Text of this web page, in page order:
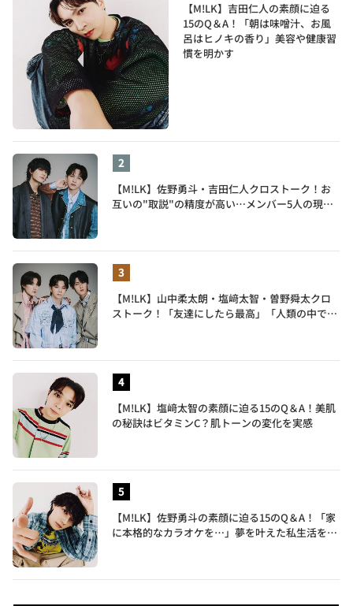
【M!LK】吉田仁人の素顔に迫る
15のQ＆A！「朝は味噌汁、お風
呂はヒノキの香り」美容や健康習
慣を明かす
【M!LK】佐野勇斗・吉田仁人クロストーク！お
互いの"取説"の精度が高い…メンバー5人の現在
【M!LK】山中柔太朗・塩﨑太智・曽野舜太クロ
ストーク！「友達にしたら最高」「人類の中で桁
【M!LK】塩﨑太智の素顔に迫る15のQ＆A！美肌
の秘訣はビタミンC？肌トーンの変化を実感
【M!LK】佐野勇斗の素顔に迫る15のQ＆A！「家
に本格的なカラオケを…」夢を叶えた私生活を公